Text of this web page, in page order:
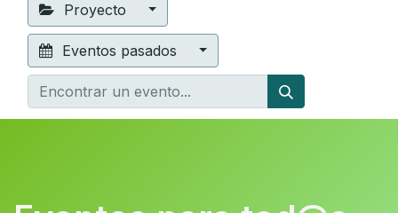
Proyecto
Eventos pasados